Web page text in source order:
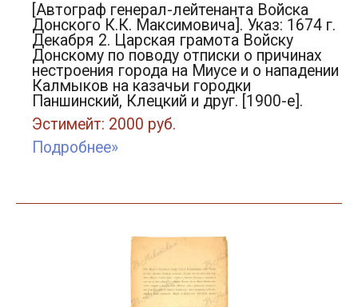
[Автограф генерал-лейтенанта Войска
Донского К.К. Максимовича]. Указ: 1674 г.
Декабря 2. Царская грамота Войску
Донскому по поводу отписки о причинах
нестроения города на Миусе и о нападении
Калмыков на казачьи городки
Паншинский, Клецкий и друг. [1900-е].
Эстимейт: 2000 руб.
Подробнее»